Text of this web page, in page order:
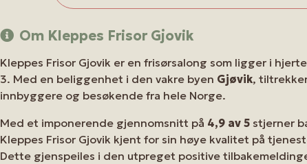
Om Kleppes Frisor Gjovik
Kleppes Frisor Gjovik er en frisørsalong som ligger i
3. Med en beliggenhet i den vakre byen Gjøvik,
innbyggere og besøkende fra hele Norge.
Med et imponerende gjennomsnitt på 4,9 av 5 stjerner
Kleppes Frisor Gjovik kjent for sin høye kvalitet på
Dette gjenspeiles i den utpreget positive